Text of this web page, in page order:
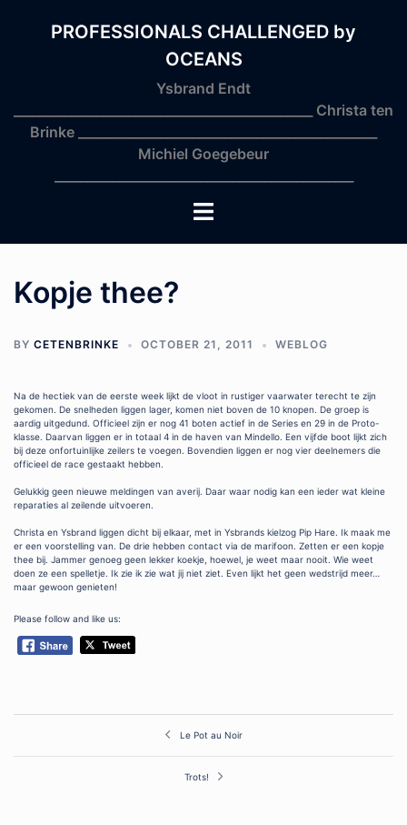
PROFESSIONALS CHALLENGED by
OCEANS
Ysbrand Endt
_______________________________________________ Christa ten
Brinke _______________________________________________
Michiel Goegebeur
Toggle
menu
Kopje thee?
BY CETENBRINKE OCTOBER 21, 2011 WEBLOG
Na de hectiek van de eerste week lijkt de vloot in rustiger vaarwater terecht te zijn
gekomen. De snelheden liggen lager, komen niet boven de 10 knopen. De groep is
aardig uitgedund. Officieel zijn er nog 41 boten actief in de Series en 29 in de Proto-
klasse. Daarvan liggen er in totaal 4 in de haven van Mindello. Een vijfde boot lijkt zich
bij deze onfortuinlijke zeilers te voegen. Bovendien liggen er nog vier deelnemers die
officieel de race gestaakt hebben.
Gelukkig geen nieuwe meldingen van averij. Daar waar nodig kan een ieder wat kleine
reparaties al zeilende uitvoeren.
Christa en Ysbrand liggen dicht bij elkaar, met in Ysbrands kielzog Pip Hare. Ik maak me
er een voorstelling van. De drie hebben contact via de marifoon. Zetten er een kopje
thee bij. Jammer genoeg geen lekker koekje, hoewel, je weet maar nooit. Wie weet
doen ze een spelletje. Ik zie ik zie wat jij niet ziet. Even lijkt het geen wedstrijd meer…
maar gewoon genieten!
Please follow and like us:
navigation
Le Pot au Noir
Trots!